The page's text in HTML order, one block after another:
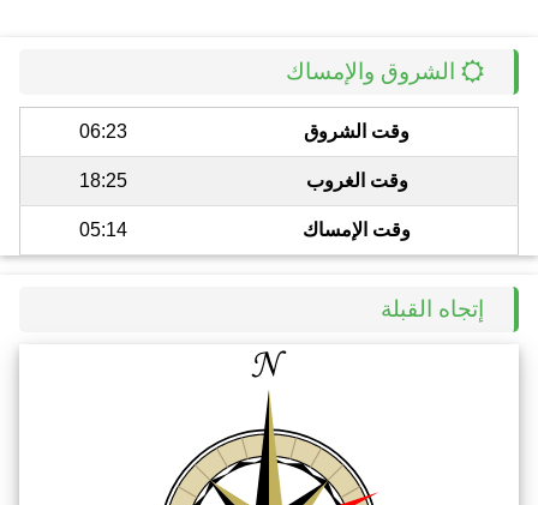
الشروق والإمساك
وقت الشروق 06:23
وقت الغروب 18:25
وقت الإمساك 05:14
إتجاه القبلة